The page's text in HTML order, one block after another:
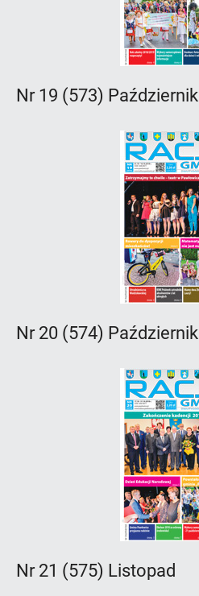
Nr 19 (573) Październik
Nr 20 (574) Październik
Nr 21 (575) Listopad